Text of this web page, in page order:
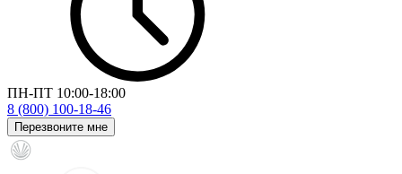
ПН-ПТ 10:00-18:00
8 (800) 100-18-46
Перезвоните мне